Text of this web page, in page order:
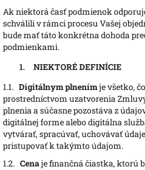
Ak niektorá časť podmienok
schválili v rámci procesu Vašej
bude mať táto konkrétna dohoda
podmienkami.
NIEKTORÉ DEFINÍCIE
1.1. Digitálnym plnenímje všetko,
prostredníctvom uzatvorenia
plnenia a súčasne pozostáva z
digitálnej forme alebo digitálna
vytvárať, spracúvať, uchovávať
pristupovať k takýmto údajom.
1.2. Cenaje finančná čiastka, ktorú